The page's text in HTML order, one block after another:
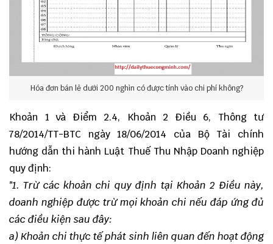
Hóa đơn bán lẻ dưới 200 nghìn có được tính vào chi phí không?
Khoản 1 và Điểm 2.4, Khoản 2 Điều 6, Thông tư
78/2014/TT-BTC ngày 18/06/2014 của Bộ Tài chính
hướng dẫn thi hành Luật Thuế Thu Nhập Doanh nghiệp
quy định:
"1. Trừ các khoản chi quy định tại Khoản 2 Điều này,
doanh nghiệp được trừ mọi khoản chi nếu đáp ứng đủ
các điều kiện sau đây:
a) Khoản chi thực tế phát sinh liên quan đến hoạt động